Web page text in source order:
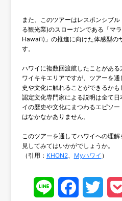
また、このツアーはレスポンシブ
る観光業)のスローガンである「マ
Hawai‘i)」の推進に向けた体感型の
す。
ハワイに複数回渡航したことがあ
ワイキキエリアですが、ツアーを
史や文化に触れることができるかも
認定文化専門家による説明は全て
イの歴史や文化にまつわるエピソ
はなかなかありません。
このツアーを通してハワイへの理
見してみてはいかがでしょうか。
（引用： KHON2、 Myハワイ ）
Line Face Twitt